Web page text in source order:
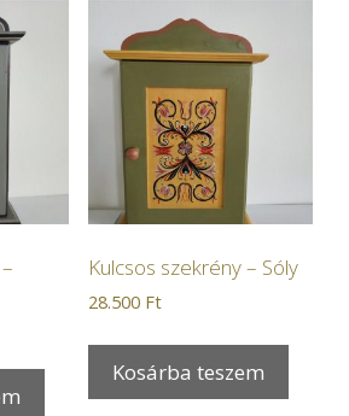
Kulcsos szekrény – Sóly
28.500 Ft
Kosárba teszem